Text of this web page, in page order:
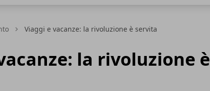
Viaggi e vacanze: la rivoluzione è servita
la rivoluzione è